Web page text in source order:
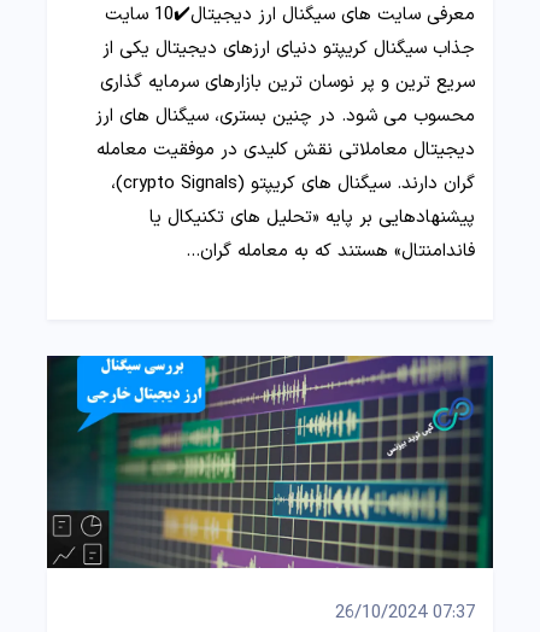
معرفی سایت های سیگنال ارز دیجیتال✔️10 سایت
جذاب سیگنال کریپتو دنیای ارزهای دیجیتال یکی از
سریع ترین و پر نوسان ترین بازارهای سرمایه گذاری
محسوب می شود. در چنین بستری، سیگنال های ارز
دیجیتال معاملاتی نقش کلیدی در موفقیت معامله
گران دارند. سیگنال های کریپتو (crypto Signals)،
پیشنهادهایی بر پایه «تحلیل های تکنیکال یا
فاندامنتال» هستند که به معامله گران…
07:37 26/10/2024